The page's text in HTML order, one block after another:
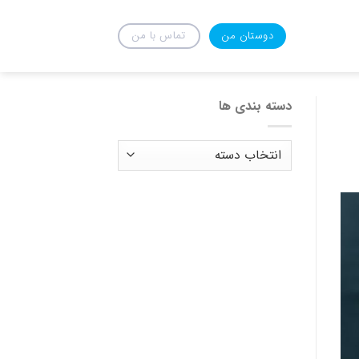
دوستان من تماس با من
دسته بندی ها
دسته
بندی